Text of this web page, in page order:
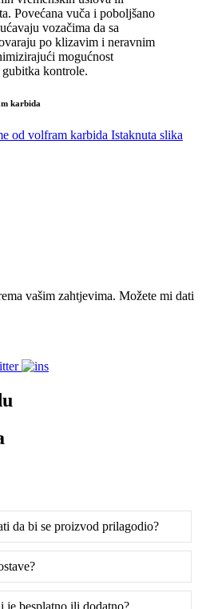
Povećana vuča i poboljšano
vozačima da sa
po klizavim i neravnim
mogućnost
kontrole.
karbida
vašim zahtjevima. Možete mi dati
da bi se proizvod prilagodio?